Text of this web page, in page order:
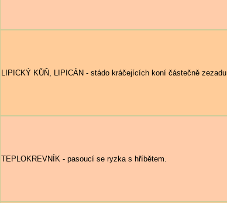
LIPICKÝ KŮŇ, LIPICÁN - stádo kráčejících koní částečně zezadu.
TEPLOKREVNÍK - pasoucí se ryzka s hříbětem.